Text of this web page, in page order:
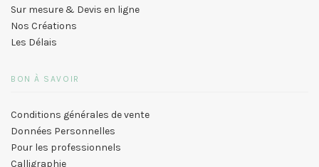
Sur mesure & Devis en ligne
Nos Créations
Les Délais
BON À SAVOIR
Conditions générales de vente
Données Personnelles
Pour les professionnels
Calligraphie